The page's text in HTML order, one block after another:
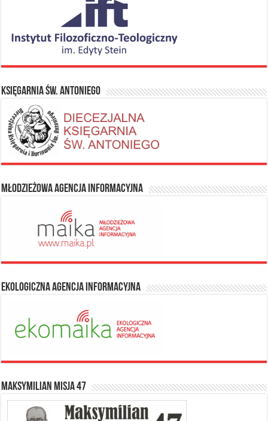
Księgarnia Św. Antoniego
Młodzieżowa Agencja Informacyjna
Ekologiczna Agencja Informacyjna
Maksymilian Misja 47